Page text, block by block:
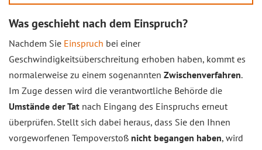
Was geschieht nach dem Einspruch?
Nachdem Sie Einspruch bei einer
Geschwindigkeitsüberschreitung erhoben haben, kommt es
normalerweise zu einem sogenannten Zwischenverfahren.
Im Zuge dessen wird die verantwortliche Behörde die
Umstände der Tat nach Eingang des Einspruchs erneut
überprüfen. Stellt sich dabei heraus, dass Sie den Ihnen
vorgeworfenen Tempoverstoß nicht begangen haben, wird